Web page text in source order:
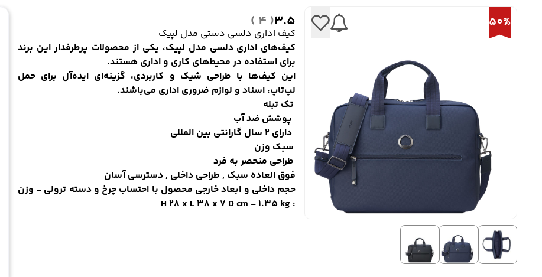
50%
3.5
( 4 )
کیف اداری دلسی دستی مدل لپیک
کیف‌های اداری دلسی مدل لپیک، یکی از محصولات پرطرفدار این برند
برای استفاده در محیط‌های کاری و اداری هستند.
این کیف‌ها با طراحی شیک و کاربردی، گزینه‌ای ایده‌آل برای حمل
لپ‌تاپ، اسناد و لوازم ضروری اداری می‌باشند.
تک تبله
پوشش ضد آب
دارای 2 سال گارانتی بین المللی
سبک وزن
طراحی منحصر به فرد
فوق العاده سبک , طراحی داخلی , دسترسی آسان
حجم داخلی و ابعاد خارجی محصول با احتساب چرخ و دسته ترولی - وزن
: H 28 x L 38 x 7 D cm - 1.35 kg